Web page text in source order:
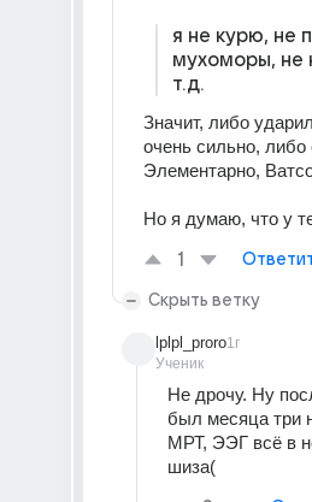
я не курю, не
мухоморы, не
т.д.
Значит, либо
очень сильно, либо
Элементарно,
Но я думаю, что у
1
Скрыть ветку
lplpl_proro
Ученик
1г
Не дрочу. Ну
был месяца три
МРТ, ЭЭГ всё в
шиза(